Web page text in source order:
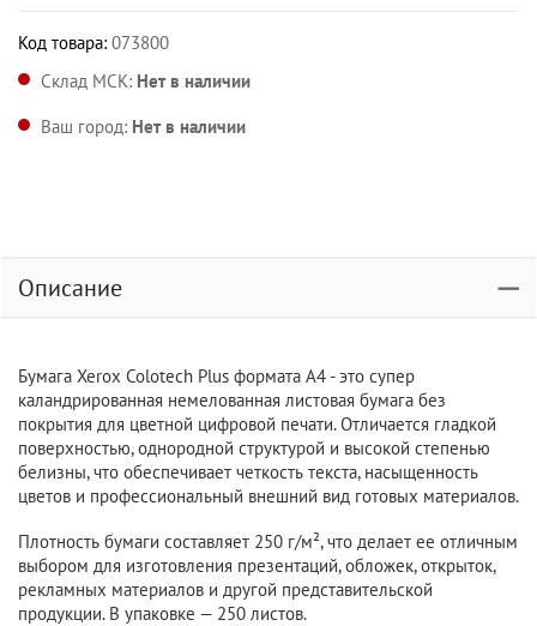
Код товара: 073800
Склад МСК: Нет в наличии
Ваш город: Нет в наличии
Описание
Бумага Xerox Colotech Plus формата А4 - это супер
каландрированная немелованная листовая бумага без
покрытия для цветной цифровой печати. Отличается гладкой
поверхностью, однородной структурой и высокой степенью
белизны, что обеспечивает четкость текста, насыщенность
цветов и профессиональный внешний вид готовых материалов.
Плотность бумаги составляет 250 г/м², что делает ее отличным
выбором для изготовления презентаций, обложек, открыток,
рекламных материалов и другой представительской
продукции. В упаковке — 250 листов.